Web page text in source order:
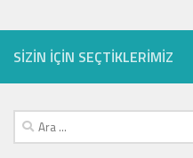
SIZIN IÇIN SEÇTIKLERIMIZ
Arama: